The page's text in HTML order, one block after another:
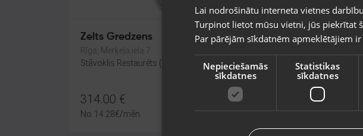
Zelts Gredzens
Rīga, Merķeļa iela 7
Stāvoklis Restaurēts (Garantija 24 mēneši)
314.00 €
No 14.28€/mēn.
Zelta
Stāvoklis
2150.00€
Vietnes
Valsts
Valoda
Latviešu /
Lai nodrošinātu interneta vietnes
Turpinot lietot mūsu vietni, jūs piekrītat
Par pārējām sīkdatnēm apmeklētājiem ir
Nepieciešamās
sīkdatnes
Statistikas
sīkdatnes